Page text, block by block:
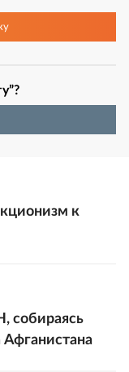
к
собираясь
Афганистана